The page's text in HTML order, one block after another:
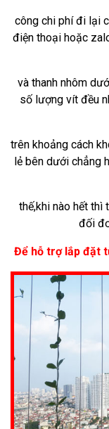
công chi phí đi lại
điện thoại hoặc
và thanh nhôm
số lượng vít đều
trên khoảng cách
lẻ bên dưới chẳng
thế,khi nào hết thì
đối
Để hỗ trợ lắp đặt